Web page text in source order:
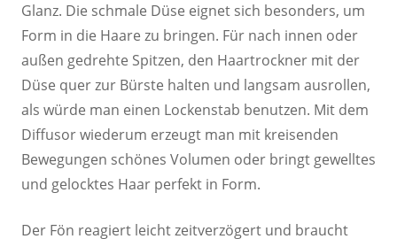
Glanz. Die schmale Düse eignet sich besonders, um
Form in die Haare zu bringen. Für nach innen oder
außen gedrehte Spitzen, den Haartrockner mit der
Düse quer zur Bürste halten und langsam ausrollen,
als würde man einen Lockenstab benutzen. Mit dem
Diffusor wiederum erzeugt man mit kreisenden
Bewegungen schönes Volumen oder bringt gewelltes
und gelocktes Haar perfekt in Form.
Der Fön reagiert leicht zeitverzögert und braucht